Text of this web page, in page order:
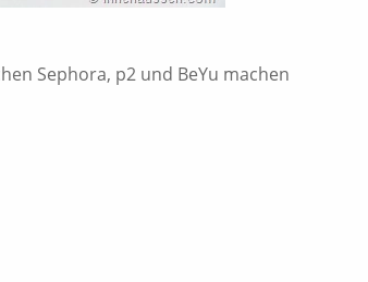
Sephora, p2 und BeYu machen